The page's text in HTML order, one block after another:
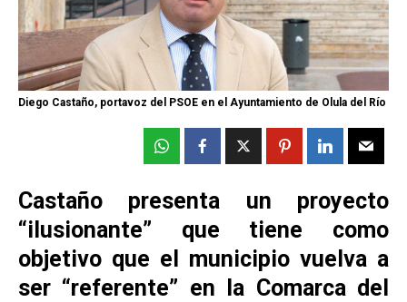
Diego Castaño, portavoz del PSOE en el Ayuntamiento de Olula del Río
Castaño presenta un proyecto
“ilusionante” que tiene como
objetivo que el municipio vuelva a
ser “referente” en la Comarca del